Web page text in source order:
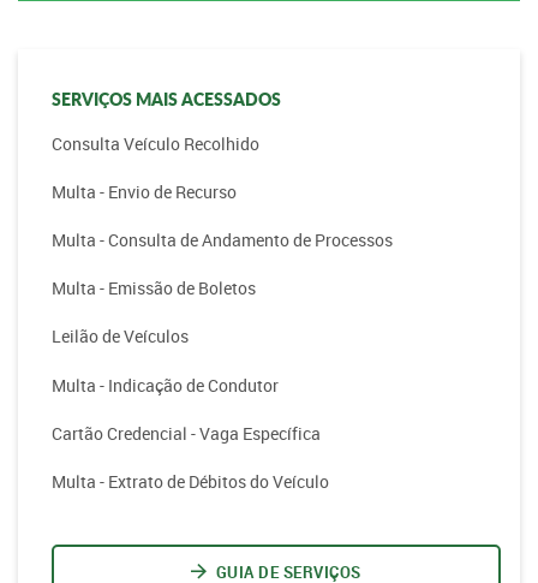
SERVIÇOS MAIS ACESSADOS
Consulta Veículo Recolhido
Multa - Envio de Recurso
Multa - Consulta de Andamento de Processos
Multa - Emissão de Boletos
Leilão de Veículos
Multa - Indicação de Condutor
Cartão Credencial - Vaga Específica
Multa - Extrato de Débitos do Veículo
GUIA DE SERVIÇOS